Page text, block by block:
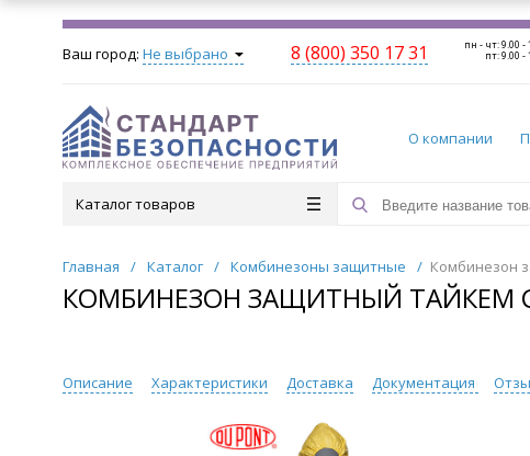
Ваш город: Не выбрано 8 (800) 350 17 31 пн - чт: 9.00 -
пт: 9.00 -
О компании
Каталог товаров
Главная / Каталог / Комбинезоны защитные / Комбинезон
КОМБИНЕЗОН ЗАЩИТНЫЙ ТАЙКЕМ С
Описание Характеристики Доставка Документация